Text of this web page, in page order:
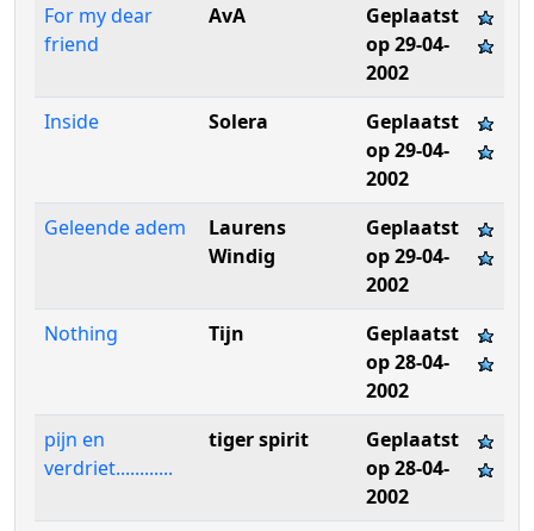
For my dear
friend
AvA
Geplaatst
op 29-04-
2002
Inside
Solera
Geplaatst
op 29-04-
2002
Geleende adem
Laurens
Windig
Geplaatst
op 29-04-
2002
Nothing
Tijn
Geplaatst
op 28-04-
2002
pijn en
verdriet............
tiger spirit
Geplaatst
op 28-04-
2002